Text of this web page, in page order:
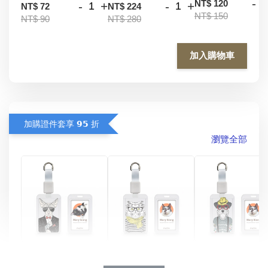
NT$ 72
NT$ 90
- +NT$ 224
NT$ 280
- +NT$ 120
NT$ 150
-
加入購物車
加購證件套享 𝟵𝟱 折
瀏覽全部